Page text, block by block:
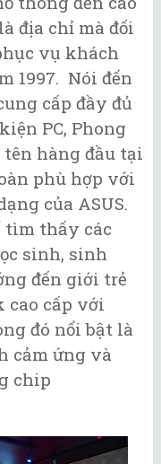
địa chỉ mà đối
vụ khách
1997. Nói đến
cấp đầy đủ
PC, Phong
hàng đầu tại
phù hợp với
của ASUS.
tìm thấy các
sinh, sinh
đến giới trẻ
cao cấp với
đó nổi bật là
cảm ứng và
chip